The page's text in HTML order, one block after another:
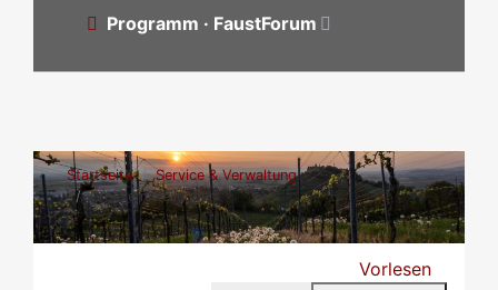
Programm · FaustForum
Startseite
Service & Verwaltung
Pressemitteilungen
Vorlesen